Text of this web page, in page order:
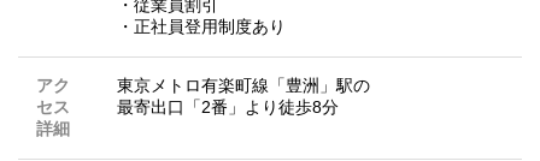
・従業員割引
・正社員登用制度あり
アク
セス
詳細
東京メトロ有楽町線「豊洲」駅の
最寄出口「2番」より徒歩8分